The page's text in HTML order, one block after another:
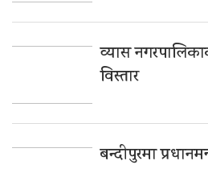
व्यास
विस्तार
बन्दीपुरमा